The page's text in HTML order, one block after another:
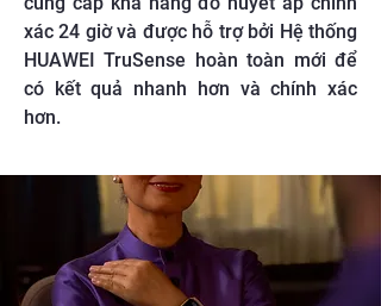
xác 24 giờ và được hỗ trợ bởi Hệ thống
HUAWEI TruSense hoàn toàn mới để
có kết quả nhanh hơn và chính xác
hơn.